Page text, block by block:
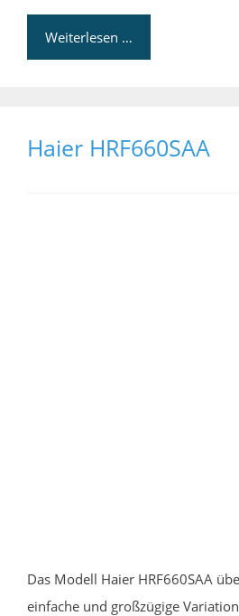
Weiterlesen …
Haier HRF660SAA
Das Modell Haier HRF660SAA
einfache und großzügige